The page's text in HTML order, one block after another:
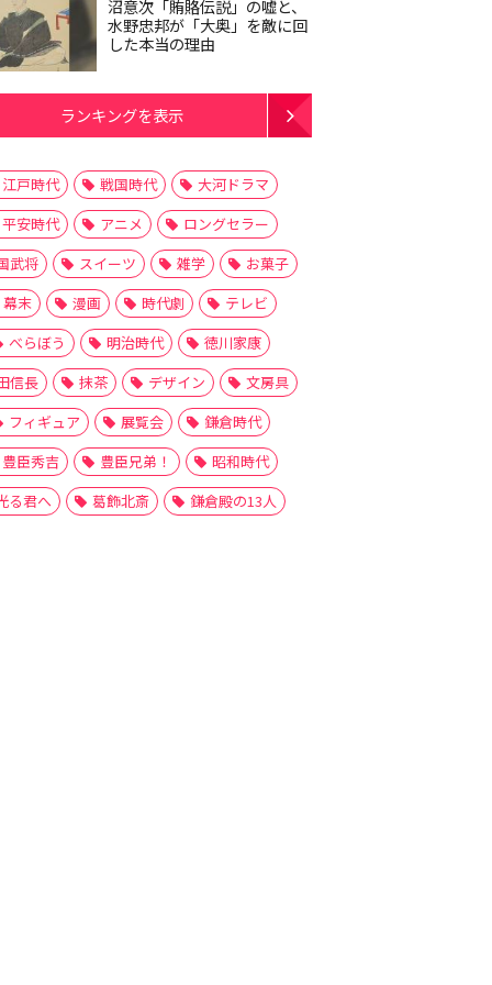
沼意次「賄賂伝説」の嘘と、
水野忠邦が「大奥」を敵に回
した本当の理由
ランキングを表示
江戸時代 戦国時代
大河ドラマ
平安時代
アニメ
ロングセラー
武将
スイーツ 雑学
お菓子
幕末
漫画 時代劇
テレビ
べらぼう
明治時代
徳川家康
信長
抹茶 デザイン
文房具
フィギュア
展覧会
鎌倉時代
豊臣秀吉
豊臣兄弟！
昭和時代
る君へ
葛飾北斎 鎌倉殿の13人